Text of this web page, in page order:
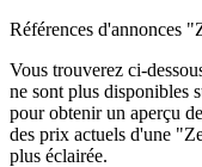
Références d'annonces
Vous trouverez ci-
ne sont plus disponibles
pour obtenir un aperçu
des prix actuels d'une
plus éclairée.